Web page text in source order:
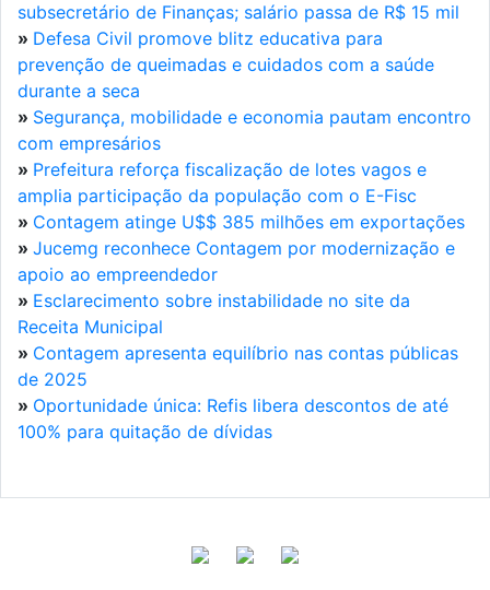
subsecretário de Finanças; salário passa de R$ 15 mil
» Defesa Civil promove blitz educativa para
prevenção de queimadas e cuidados com a saúde
durante a seca
» Segurança, mobilidade e economia pautam encontro
com empresários
» Prefeitura reforça fiscalização de lotes vagos e
amplia participação da população com o E-Fisc
» Contagem atinge U$$ 385 milhões em exportações
» Jucemg reconhece Contagem por modernização e
apoio ao empreendedor
» Esclarecimento sobre instabilidade no site da
Receita Municipal
» Contagem apresenta equilíbrio nas contas públicas
de 2025
» Oportunidade única: Refis libera descontos de até
100% para quitação de dívidas